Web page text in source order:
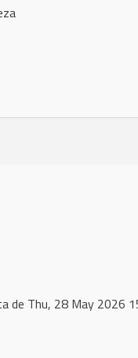
de Thu, 28 May 2026